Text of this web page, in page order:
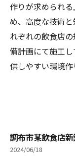
作りが求められ
め、高度な技術
れぞれの飲食店
備計画にて施工
供しやすい環境作
調布市某飲食店
2024/06/18